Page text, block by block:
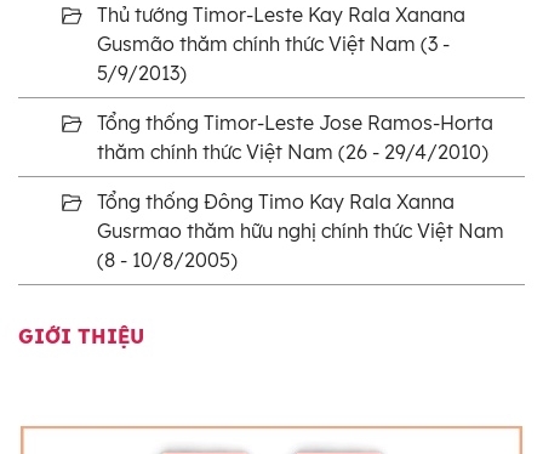
Thủ tướng Timor-Leste Kay Rala Xanana
Gusmão thăm chính thức Việt Nam (3 -
5/9/2013)
Tổng thống Timor-Leste Jose Ramos-Horta
thăm chính thức Việt Nam (26 - 29/4/2010)
Tổng thống Đông Timo Kay Rala Xanna
Gusrmao thăm hữu nghị chính thức Việt Nam
(8 - 10/8/2005)
GIỚI THIỆU